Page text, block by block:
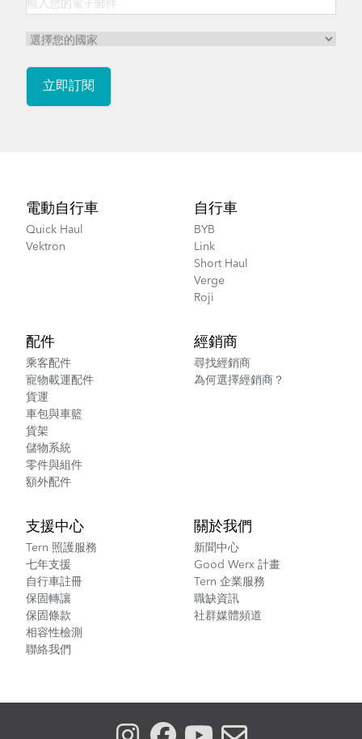
電動自行車
Quick Haul
Vektron
自行車
BYB
Link
Short Haul
Verge
Roji
配件
乘客配件
寵物載運配件
貨運
車包與車籃
貨架
儲物系統
零件與組件
額外配件
經銷商
尋找經銷商
為何選擇經銷商？
支援中心
Tern 照護服務
七年支援
自行車註冊
保固轉讓
保固條款
相容性檢測
聯絡我們
關於我們
新聞中心
Good Werx 計畫
Tern 企業服務
職缺資訊
社群媒體頻道